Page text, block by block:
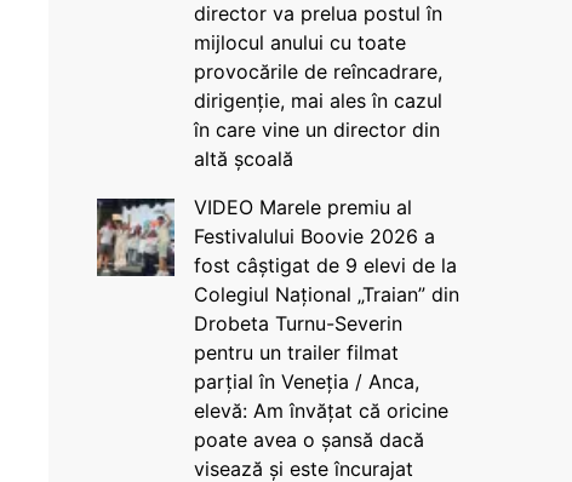
director va prelua postul în
mijlocul anului cu toate
provocările de reîncadrare,
dirigenție, mai ales în cazul
în care vine un director din
altă școală
VIDEO Marele premiu al
Festivalului Boovie 2026 a
fost câștigat de 9 elevi de la
Colegiul Național „Traian” din
Drobeta Turnu-Severin
pentru un trailer filmat
parțial în Veneția / Anca,
elevă: Am învățat că oricine
poate avea o șansă dacă
visează și este încurajat